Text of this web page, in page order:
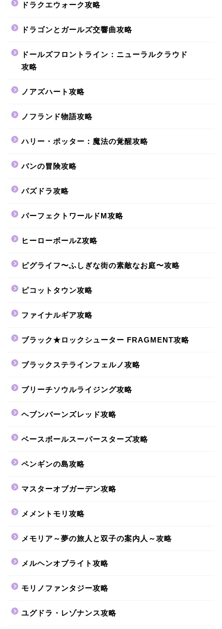
ドラクエウォーク攻略
ドラゴンとガールズ交響曲攻略
ドールズフロントライン：ニューラルクラウド
攻略
ノアズハート攻略
ノフランド物語攻略
ハリー・ポッター：魔法の覚醒攻略
バンの冒険攻略
パズドラ攻略
パーフェクトワールドM攻略
ヒーローボールZ攻略
ピグライフ〜ふしぎな街の素敵なお庭〜攻略
ピコットタウン攻略
ファイナルギア攻略
ブラック★ロックシューター FRAGMENT攻略
ブラックステラインフェルノ攻略
ブリーチソウルライジング攻略
ヘブンバーンズレッド攻略
ベースボールスーパースターズ攻略
ペンギンの島攻略
マスターオブガーデン攻略
メメントモリ攻略
メモリア～夢の旅人と双子の案内人～攻略
メルヘンオブライト攻略
モリノファンタジー攻略
ユグドラ・レゾナンス攻略